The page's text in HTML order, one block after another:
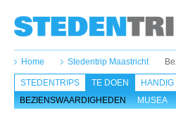
Home Stedentrip Maastricht
STEDENTRIPS
TE DOEN
BEZIENSWAARDIGHEDEN
MUSEA
HANDIG